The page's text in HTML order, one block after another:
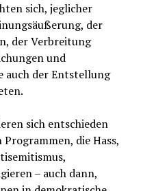
sich, jeglicher
der
der Verbreitung
und
auch der Entstellung
sich entschieden
die Hass,
– auch dann,